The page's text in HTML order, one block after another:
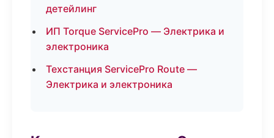
детейлинг
ИП Torque ServicePro — Электрика и
электроника
Техстанция ServicePro Route —
Электрика и электроника